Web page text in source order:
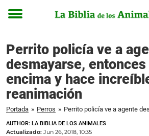
Toggle
Perrito policía ve a
desmayarse,
encima y hace
reanimación
Portada » Perros »
AUTHOR: LA BIBLIA DE LOS ANIMALES
Actualizado: Jun 26, 2018, 10:35